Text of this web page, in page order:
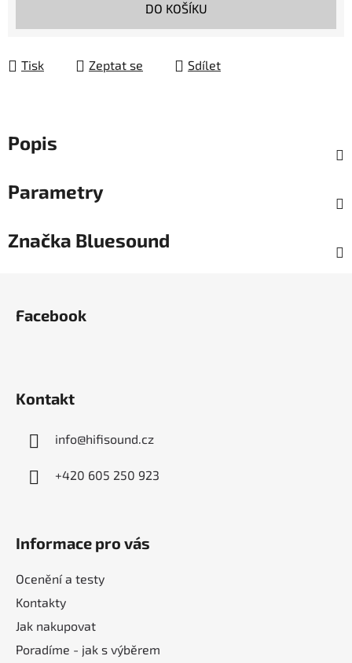
DO KOŠÍKU
Tisk Zeptat se Sdílet
Popis
Parametry
Značka Bluesound
Facebook
Kontakt
info@hifisound.cz
+420 605 250 923
Informace pro vás
Ocenění a testy
Kontakty
Jak nakupovat
Poradíme - jak s výběrem